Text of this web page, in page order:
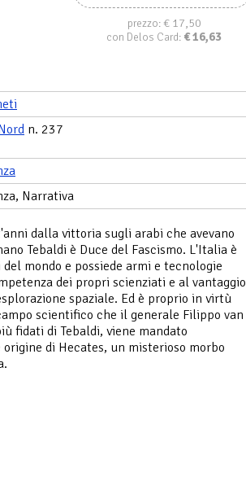
prezzo:€ 17,50
con Delos Card: €16,63
n. 237
Narrativa
dalla vittoria sugli arabi che avevano
Tebaldi è Duce del Fascismo. L'Italia è
mondo e possiede armi e tecnologie
dei propri scienziati e al vantaggio
spaziale. Ed è proprio in virtù
scientifico che il generale Filippo van
fidati di Tebaldi, viene mandato
di Hecates, un misterioso morbo